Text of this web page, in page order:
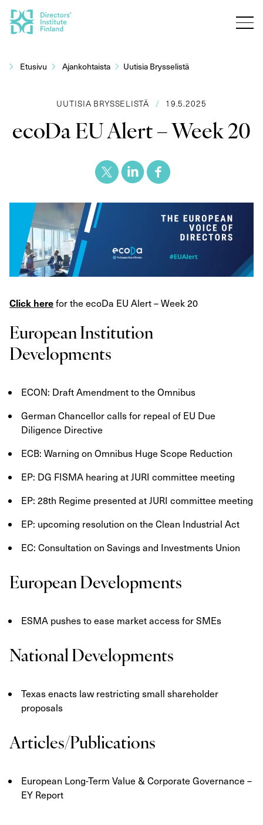
sisältöön
Etusivu Ajankohtaista Uutisia Brysselistä
UUTISIA BRYSSELISTÄ / 19.5.2025
ecoDa EU Alert – Week 20
Click herefor the ecoDa EU Alert – Week 20
European Institution
Developments
ECON: Draft Amendment to the Omnibus
German Chancellor calls for repeal of EU Due
Diligence Directive
ECB: Warning on Omnibus Huge Scope Reduction
EP: DG FISMA hearing at JURI committee meeting
EP: 28th Regime presented at JURI committee meeting
EP: upcoming resolution on the Clean Industrial Act
EC: Consultation on Savings and Investments Union
European Developments
ESMA pushes to ease market access for SMEs
National Developments
Texas enacts law restricting small shareholder
proposals
Articles/Publications
European Long-Term Value & Corporate Governance –
EY Report